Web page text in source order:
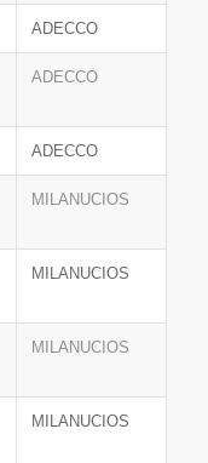
ADECCO
ADECCO
ADECCO
MILANUCIOS
MILANUCIOS
MILANUCIOS
MILANUCIOS